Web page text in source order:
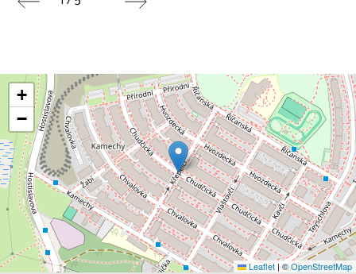
+
−
Leaflet |©OpenStreetMap